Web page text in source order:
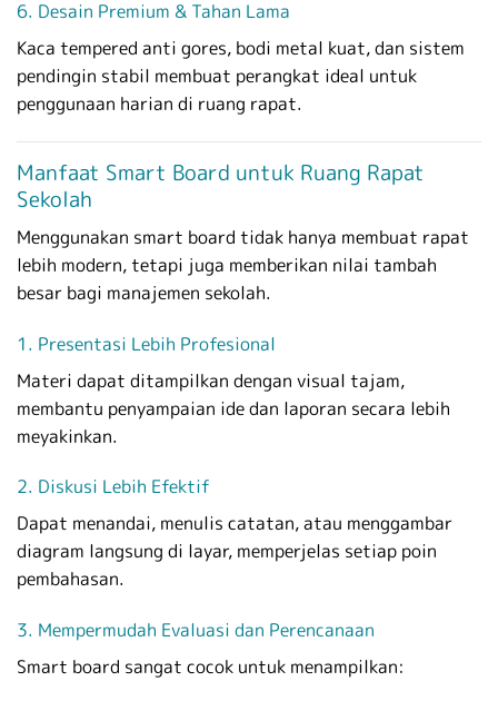
6. Desain Premium & Tahan Lama
Kaca tempered anti gores, bodi metal kuat, dan sistem
pendingin stabil membuat perangkat ideal untuk
penggunaan harian di ruang rapat.
Manfaat Smart Board untuk Ruang Rapat
Sekolah
Menggunakan smart board tidak hanya membuat rapat
lebih modern, tetapi juga memberikan nilai tambah
besar bagi manajemen sekolah.
1. Presentasi Lebih Profesional
Materi dapat ditampilkan dengan visual tajam,
membantu penyampaian ide dan laporan secara lebih
meyakinkan.
2. Diskusi Lebih Efektif
Dapat menandai, menulis catatan, atau menggambar
diagram langsung di layar, memperjelas setiap poin
pembahasan.
3. Mempermudah Evaluasi dan Perencanaan
Smart board sangat cocok untuk menampilkan: